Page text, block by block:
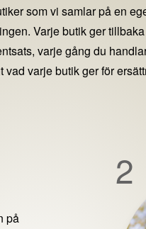
som vi samlar på en
Varje butik ger
varje gång du
vad varje butik ger för
2
på